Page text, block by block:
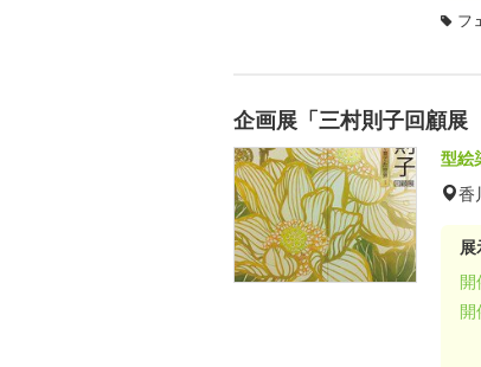
フ
企画展「三村則子回顧展
型絵
香
開
開